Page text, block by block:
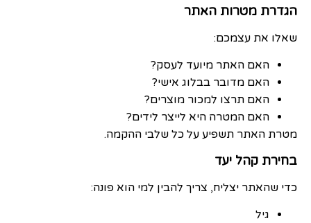
הגדרת מטרות האתר
שאלו את עצמכם:
האם האתר מיועד לעסק?
האם מדובר בבלוג אישי?
האם תרצו למכור מוצרים?
האם המטרה היא לייצר לידים?
מטרת האתר תשפיע על כל שלבי ההקמה.
בחירת קהל יעד
כדי שהאתר יצליח, צריך להבין למי הוא פונה:
גיל